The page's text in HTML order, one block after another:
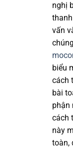
nghị
vấn
biểu
cách
bài
phận
cách
này
toàn,